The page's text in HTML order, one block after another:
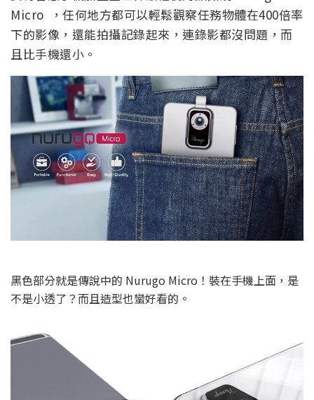
Micro ，任何地方都可以輕鬆觀察任務物體在400倍率
下的影像，還能拍攝記錄起來，連錄影都沒問題，而
且比手機還小。
黑色部分就是傳說中的 Nurugo Micro！裝在手機上面，是
不是小透了？而且造型也蠻好看的。